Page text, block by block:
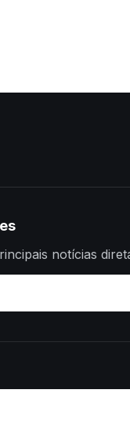
notícias